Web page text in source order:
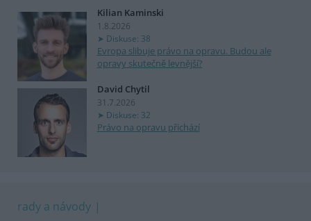
Kilian Kaminski
1.8.2026
Diskuse: 38
Evropa slibuje právo na opravu. Budou ale
opravy skutečně levnější?
David Chytil
31.7.2026
Diskuse: 32
Právo na opravu přichází
rady a návody